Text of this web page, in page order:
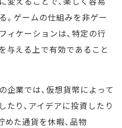
。ゲームの仕組みを非ゲー
ィケーションは、特定の行
与える上で有効であること
企業では、仮想貨幣によって
り、アイデアに投資したり
めた通貨を休暇、品物